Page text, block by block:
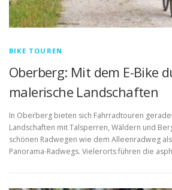
BIKE TOUREN
Oberberg: Mit dem E-Bike
malerische Landschaften
In Oberberg bieten sich Fahrradtouren
Landschaften mit Talsperren, Wäldern und
schönen Radwegen wie dem Alleenradweg
Panorama-Radwegs. Vielerorts führen die